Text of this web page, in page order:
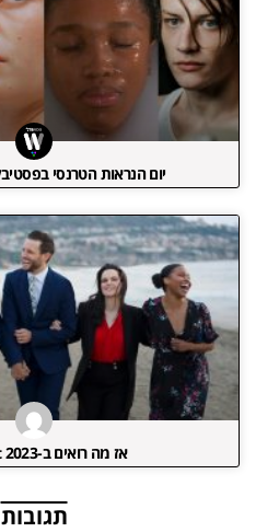
יום הנראות הטרנסי
אז מה רואים ב-TLVFest 2023?
תגובות